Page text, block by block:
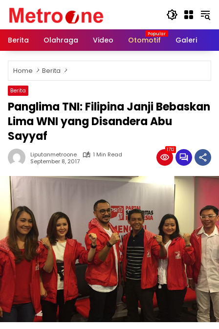
content
Berita
Olahraga Video Otomotif Galeri
Home Berita
Berita
Panglima TNI: Filipina Janji Bebaskan
Lima WNI yang Disandera Abu
Sayyaf
Liputanmetroone
1 Min Read
September 8, 2017
1712